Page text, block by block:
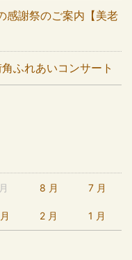
感謝祭のご案内【美老
ふれあいコンサート
8 月 7 月
2 月 1 月